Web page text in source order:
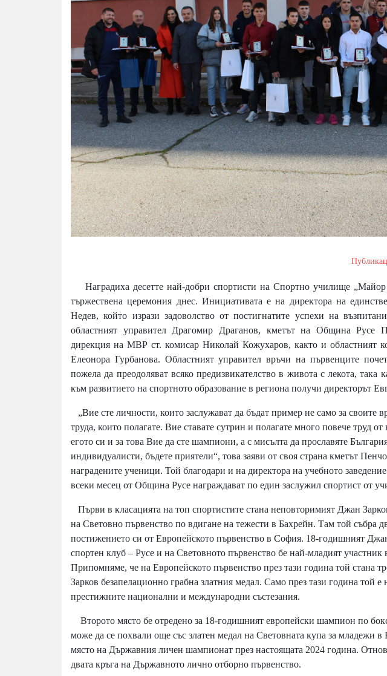
Наградиха десетте най-добри спортисти на Спортно училище „Майор
тържествена церемония днес. Инициативата е на директора на
Недев, който изрази задоволство от постигнатите успехи на
областният управител Драгомир Драганов, кметът на Община Русе
дирекция на МВР ст. комисар Николай Кожухаров, както и областният
Елеонора Гурбанова. Областният управител връчи на първенците
пожела да преодоляват всяко предизвикателство в живота с лекота, така
към развитието на спортното образование в региона получи директорът
„Вие сте личности, които заслужават да бъдат пример не само за своите
труда, които полагате. Вие ставате сутрин и полагате много повече труд
егото си и за това Вие да сте шампиони, а с мисълта да прославяте
индивидуалисти, бъдете приятели“, това заяви от своя страна кметът
наградените ученици. Той благодари и на директора на учебното
всеки месец от Община Русе награждават по един заслужил спортист от
Първи в класацията на топ спортистите стана неповторимият Джан
на Световно първенство по вдигане на тежести в Бахрейн. Там той събра
постижението си от Европейското първенство в София. 18-годишният
спортен клуб – Русе и на Световното първенство бе най-младият
Припомняме, че на Европейското първенство през тази година той
Зарков безапелационно грабна златния медал. Само през тази година той
престижните национални и международни състезания.
Второто място бе отредено за 18-годишният европейски шампион по
може да се похвали още със златен медал на Световната купа за младежи в
място на Държавния личен шампионат през настоящата 2024 година.
двата кръга на Държавното лично отборно първенство.